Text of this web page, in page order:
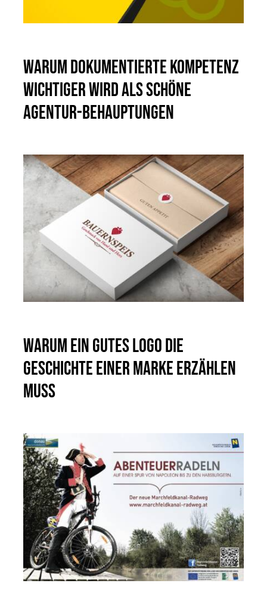
Warum dokumentierte Kompetenz
wichtiger wird als schöne
Agentur-Behauptungen
Warum ein gutes Logo die
Geschichte einer Marke erzählen
muss